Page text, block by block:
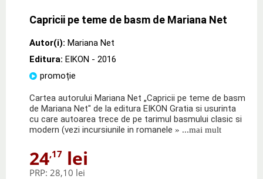
Capricii pe teme de basm de Mariana Net
Autor(i): Mariana Net
Editura: EIKON - 2016
promoție
Cartea autorului Mariana Net „Capricii pe teme de basm
de Mariana Net" de la editura EIKON Gratia si usurinta
cu care autoarea trece de pe tarimul basmului clasic si
modern (vezi incursiunile in romanele » ...mai mult
24,17 lei
PRP: 28,10 lei